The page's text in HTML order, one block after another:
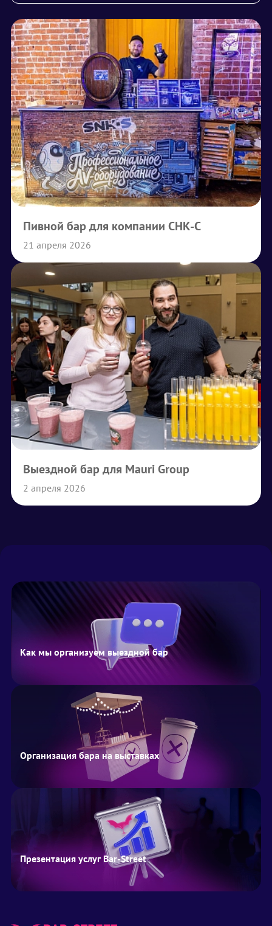
Пивной бар для компании СНК-С
21 апреля 2026
Выездной бар для Mauri Group
2 апреля 2026
Как мы организуем выездной бар
Организация бара на выставках
Презентация услуг Bar-Street